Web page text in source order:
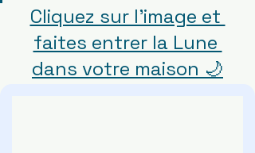
Cliquez sur l’image et
faites entrer la Lune
dans votre maison 🌙